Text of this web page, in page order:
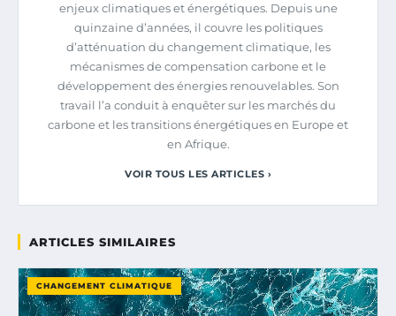
enjeux climatiques et énergétiques. Depuis une
quinzaine d’années, il couvre les politiques
d’atténuation du changement climatique, les
mécanismes de compensation carbone et le
développement des énergies renouvelables. Son
travail l’a conduit à enquêter sur les marchés du
carbone et les transitions énergétiques en Europe et
en Afrique.
VOIR TOUS LES ARTICLES ›
ARTICLES SIMILAIRES
CHANGEMENT CLIMATIQUE